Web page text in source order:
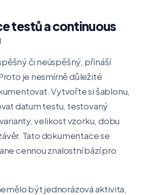
testů a continuous
či neúspěšný, přináší
je nesmírně důležité
Vytvořte si šablonu,
datum testu, testovaný
velikost vzorku, dobu
Tato dokumentace se
cennou znalostní bází pro
být jednorázová aktivita,